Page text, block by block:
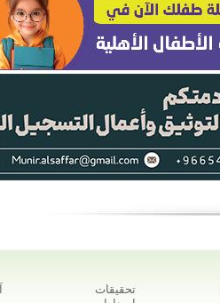
تحقيقات